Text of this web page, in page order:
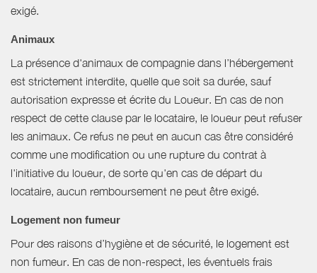
exigé.
Animaux
La présence d'animaux de compagnie dans l’hébergement
est strictement interdite, quelle que soit sa durée, sauf
autorisation expresse et écrite du Loueur. En cas de non
respect de cette clause par le locataire, le loueur peut refuser
les animaux. Ce refus ne peut en aucun cas être considéré
comme une modification ou une rupture du contrat à
l'initiative du loueur, de sorte qu'en cas de départ du
locataire, aucun remboursement ne peut être exigé.
Logement non fumeur
Pour des raisons d’hygiène et de sécurité, le logement est
non fumeur. En cas de non-respect, les éventuels frais